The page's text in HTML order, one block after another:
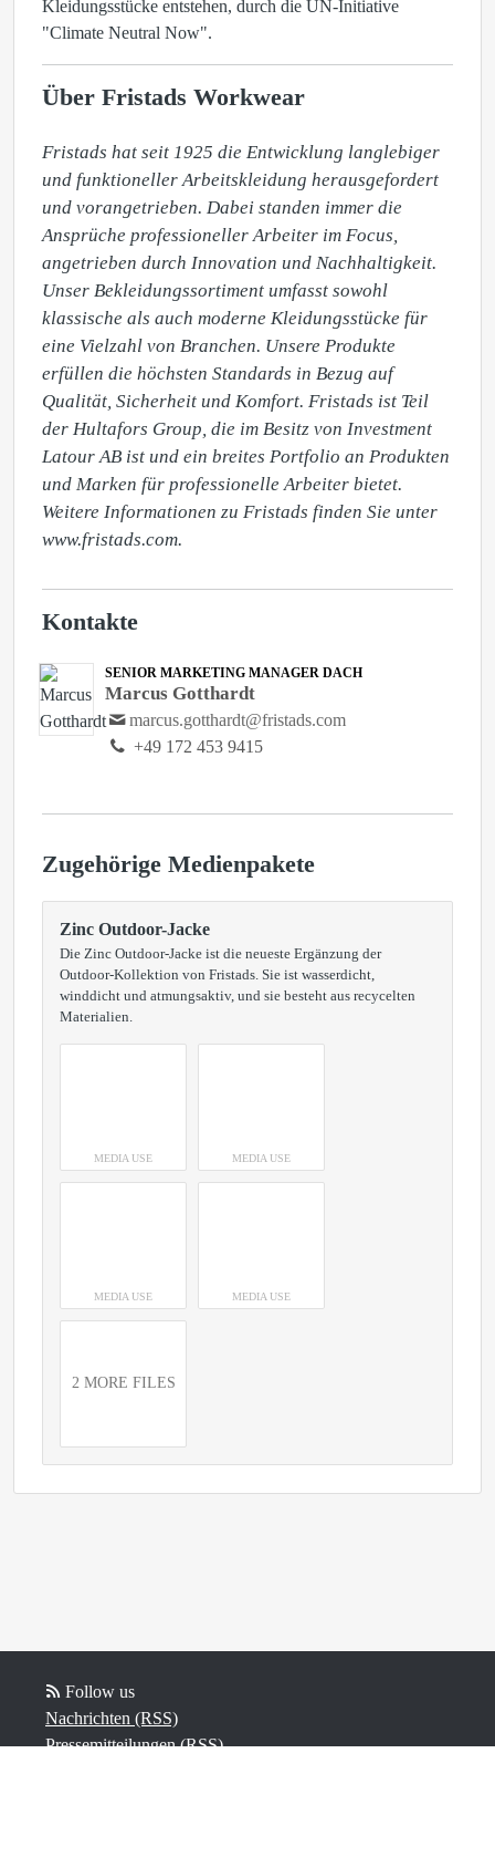
Kleidungsstücke entstehen, durch die UN-Initiative
"Climate Neutral Now".
Über Fristads Workwear
Fristads hat seit 1925 die Entwicklung langlebiger
und funktioneller Arbeitskleidung herausgefordert
und vorangetrieben. Dabei standen immer die
Ansprüche professioneller Arbeiter im Focus,
angetrieben durch Innovation und Nachhaltigkeit.
Unser Bekleidungssortiment umfasst sowohl
klassische als auch moderne Kleidungsstücke für
eine Vielzahl von Branchen. Unsere Produkte
erfüllen die höchsten Standards in Bezug auf
Qualität, Sicherheit und Komfort. Fristads ist Teil
der Hultafors Group, die im Besitz von Investment
Latour AB ist und ein breites Portfolio an Produkten
und Marken für professionelle Arbeiter bietet.
Weitere Informationen zu Fristads finden Sie unter
www.fristads.com.
Kontakte
SENIOR MARKETING MANAGER DACH
Marcus Gotthardt
marcus.gotthardt@fristads.com
+49 172 453 9415
Zugehörige Medienpakete
Zinc Outdoor-Jacke
Die Zinc Outdoor-Jacke ist die neueste Ergänzung der
Outdoor-Kollektion von Fristads. Sie ist wasserdicht,
winddicht und atmungsaktiv, und sie besteht aus recycelten
Materialien.
MEDIA USE MEDIA USE
MEDIA USE MEDIA USE
2 MORE FILES
Follow us
Nachrichten (RSS)
Pressemitteilungen (RSS)